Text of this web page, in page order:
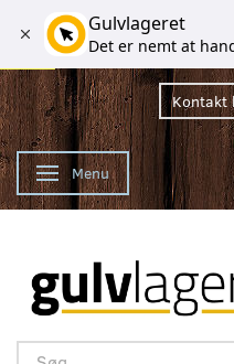
Kontakt
Skifte navigation
Menu
Gulvlageret
Det er nemt at